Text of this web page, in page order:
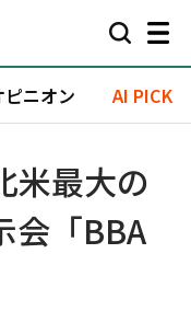
ピニオン AI PICK
米最大の
会「BBA